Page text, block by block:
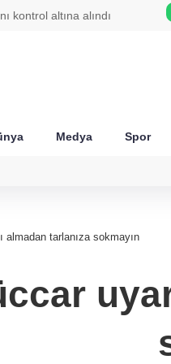
kontrol altına alındı
0,0018
6.528,82
Medya Spor
almadan tarlanıza sokmayın